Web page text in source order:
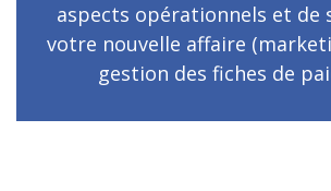
aspects opérationnels et de
votre nouvelle affaire
gestion des fiches de